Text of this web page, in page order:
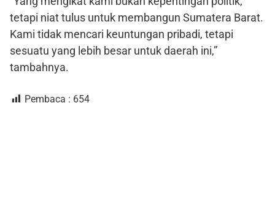
tetapi niat tulus untuk membangun Sumatera Barat.
Kami tidak mencari keuntungan pribadi, tetapi
sesuatu yang lebih besar untuk daerah ini,”
tambahnya.
Pembaca : 654